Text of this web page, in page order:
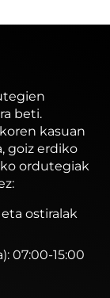
beti.
kasuan
goiz erdiko
ordutegiak
ostiralak
07:00-15:00